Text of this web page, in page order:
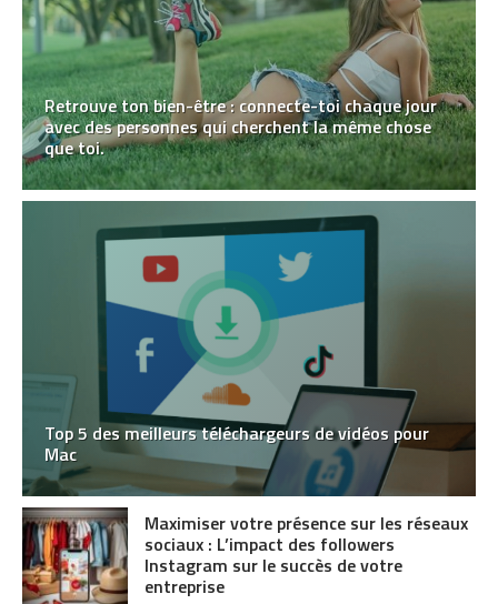
Retrouve ton bien-être : connecte-toi chaque jour
avec des personnes qui cherchent la même chose
que toi.
Top 5 des meilleurs téléchargeurs de vidéos pour
Mac
Maximiser votre présence sur les réseaux
sociaux : L’impact des followers
Instagram sur le succès de votre
entreprise